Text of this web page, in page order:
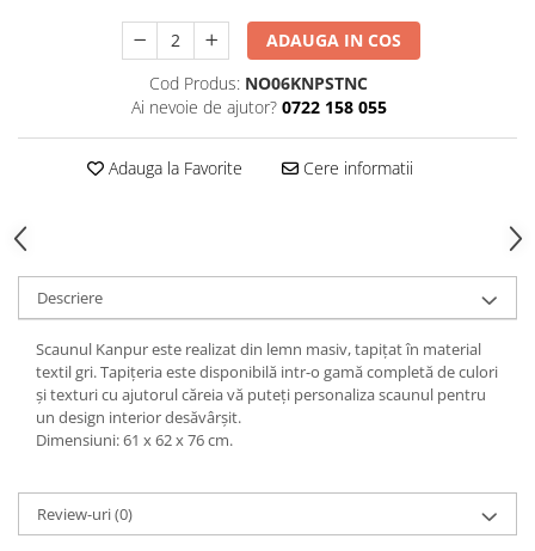
Accesorii decorative
Ghivece si jardiniere
Accesorii pentru servire
Textile pentru casa
Home Office
Designers' Choice
ADAUGA IN COS
Cod Produs: NO06KNPSTNC
Ai nevoie de ajutor? 0722 158 055
Adauga la Favorite Cere informatii
Descriere
Scaunul Kanpur este realizat din lemn masiv, tapițat în material
textil gri. Tapițeria este disponibilă intr-o gamă completă de culori
și texturi cu ajutorul căreia vă puteți personaliza scaunul pentru
un design interior desăvârșit.
Dimensiuni: 61 x 62 x 76 cm.
Review-uri(0)